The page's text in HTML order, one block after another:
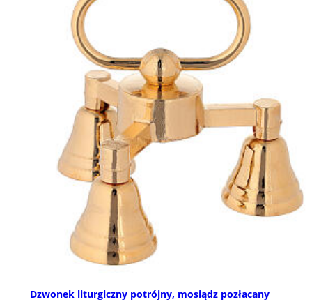
Dzwonek liturgiczny potrójny, mosiądz pozłacany